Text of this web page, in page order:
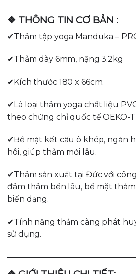
❖ THÔNG TIN CƠ BẢN :
✔Thảm tập yoga Manduka –
✔Thảm dày 6mm, nặng 3.2kg
✔Kích thước 180 x 66cm.
✔Là loại thảm yoga chất liệu
theo chứng chỉ quốc tế OEKO-
✔Bề mặt kết cấu ô khép, ngăn
hôi, giúp thảm mới lâu.
✔Thảm sản xuất tại Đức với
đảm thảm bền lâu, bề mặt
biến dạng.
✔Tính năng thảm càng phát
sử dụng.